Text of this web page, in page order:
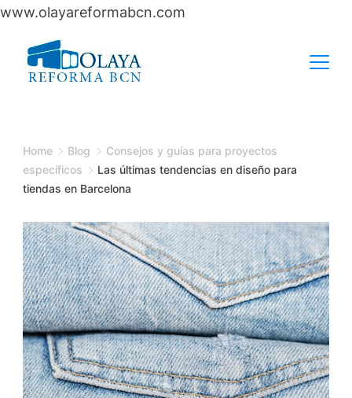
www.olayareformabcn.com
content
Home Blog
Consejos y guías para proyectos
específicos
Las últimas tendencias en diseño para
tiendas en Barcelona